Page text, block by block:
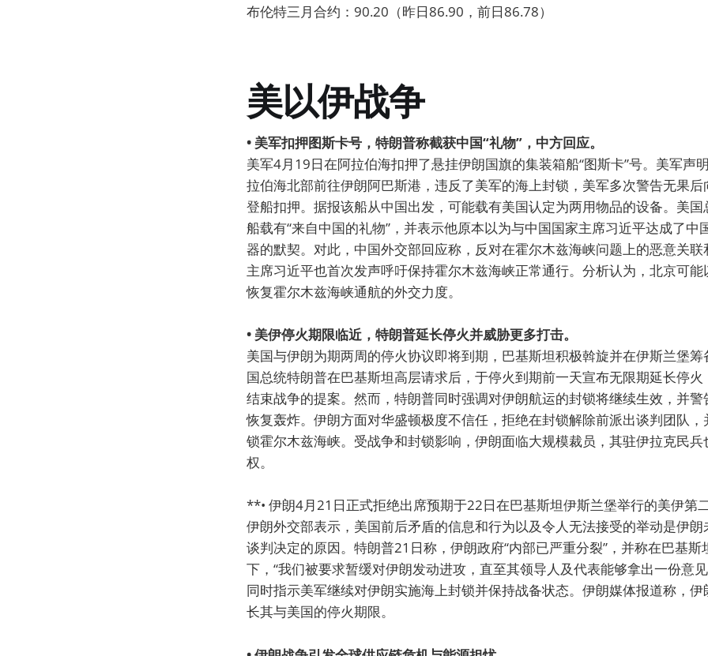
布伦特三月合约：90.20（昨日86.90，前日86.78）
美以伊战争
• 美军扣押图斯卡号，特朗普称截获中国“礼物”，中方回应。
美军4月19日在阿拉伯海扣押了悬挂伊朗国旗的集装箱船“图斯卡”号。美军声
拉伯海北部前往伊朗阿巴斯港，违反了美军的海上封锁，美军多次警告无果
登船扣押。据报该船从中国出发，可能载有美国认定为两用物品的设备。美
船载有“来自中国的礼物”，并表示他原本以为与中国国家主席习近平达成了中
器的默契。对此，中国外交部回应称，反对在霍尔木兹海峡问题上的恶意关
主席习近平也首次发声呼吁保持霍尔木兹海峡正常通行。分析认为，北京可
恢复霍尔木兹海峡通航的外交力度。
• 美伊停火期限临近，特朗普延长停火并威胁更多打击。
美国与伊朗为期两周的停火协议即将到期，巴基斯坦积极斡旋并在伊斯兰堡
国总统特朗普在巴基斯坦高层请求后，于停火到期前一天宣布无限期延长停
结束战争的提案。然而，特朗普同时强调对伊朗航运的封锁将继续生效，并
恢复轰炸。伊朗方面对华盛顿极度不信任，拒绝在封锁解除前派出谈判团队
锁霍尔木兹海峡。受战争和封锁影响，伊朗面临大规模裁员，其驻伊拉克民
权。
**• 伊朗4月21日正式拒绝出席预期于22日在巴基斯坦伊斯兰堡举行的美伊第
伊朗外交部表示，美国前后矛盾的信息和行为以及令人无法接受的举动是伊
谈判决定的原因。特朗普21日称，伊朗政府“内部已严重分裂”，并称在巴基斯
下，“我们被要求暂缓对伊朗发动进攻，直至其领导人及代表能够拿出一份意
同时指示美军继续对伊朗实施海上封锁并保持战备状态。伊朗媒体报道称，伊
长其与美国的停火期限。